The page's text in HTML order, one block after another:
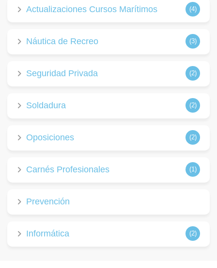
Actualizaciones Cursos Marítimos (4)
Náutica de Recreo (3)
Seguridad Privada (2)
Soldadura (2)
Oposiciones (2)
Carnés Profesionales (1)
Prevención
Informática (2)